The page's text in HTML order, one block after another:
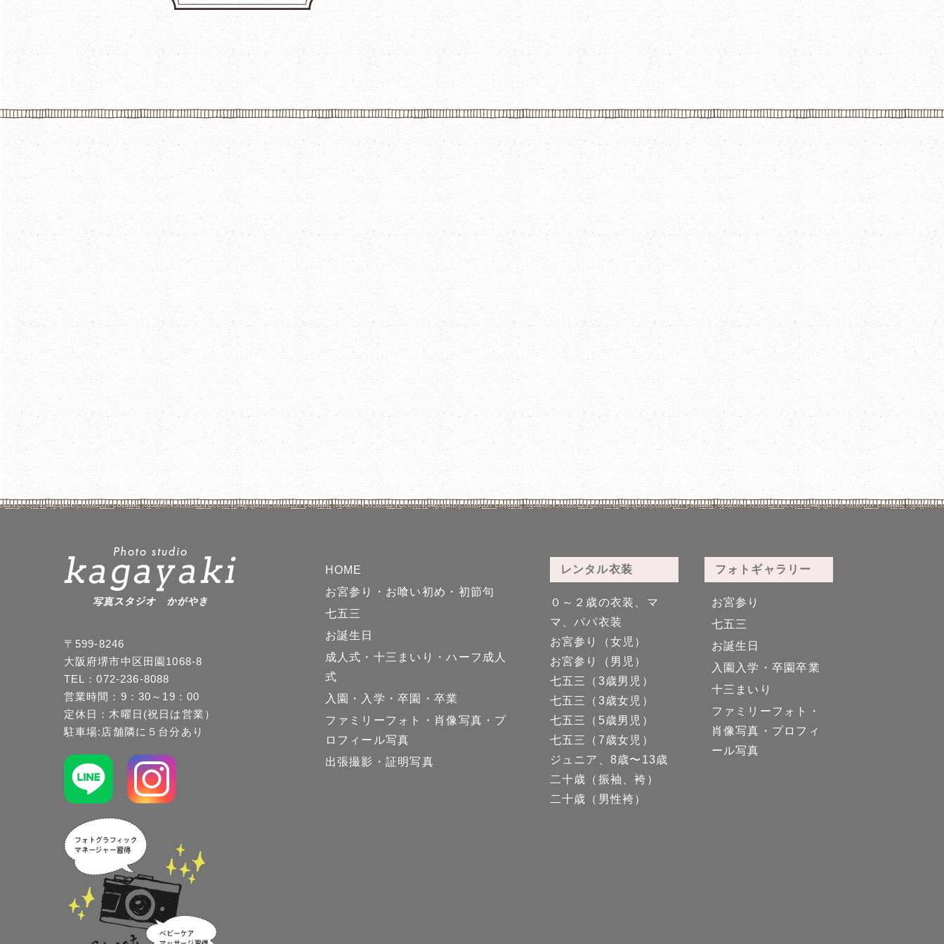
〒599-8246
大阪府堺市中区田園1068-8
TEL：072-236-8088
営業時間：9：30～19：00
定休日：木曜日(祝日は営業）
駐車場:店舗隣に５台分あり
HOME
お宮参り・お喰い初め・初節句
七五三
お誕生日
成人式・十三まいり・ハーフ成人
式
入園・入学・卒園・卒業
ファミリーフォト・肖像写真・プ
ロフィール写真
出張撮影・証明写真
レンタル衣装
０～２歳の衣装、マ
マ、パパ衣装
お宮参り（女児）
お宮参り（男児）
七五三（3歳男児）
七五三（3歳女児）
七五三（5歳男児）
七五三（7歳女児）
ジュニア、8歳〜13歳
二十歳（振袖、袴）
二十歳（男性袴）
フォトギャラリー
お宮参り
七五三
お誕生日
入園入学・卒園卒業
十三まいり
ファミリーフォト・
肖像写真・プロフィ
ール写真